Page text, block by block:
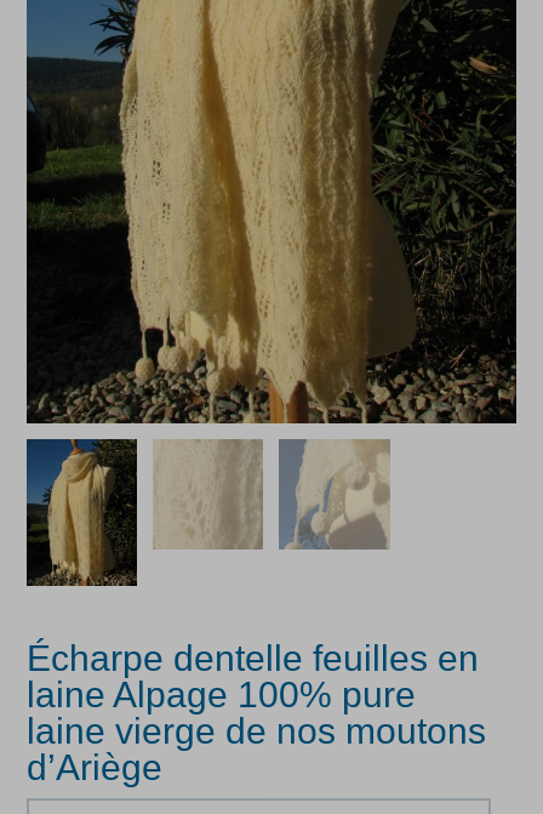
Écharpe dentelle feuilles en
laine Alpage 100% pure
laine vierge de nos moutons
d’Ariège